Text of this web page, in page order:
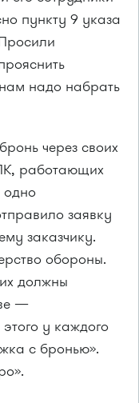
пункту 9 указа
надо набрать
через своих
работающих
одно
заявку
заказчику.
обороны.
должны
—
у каждого
с бронью».